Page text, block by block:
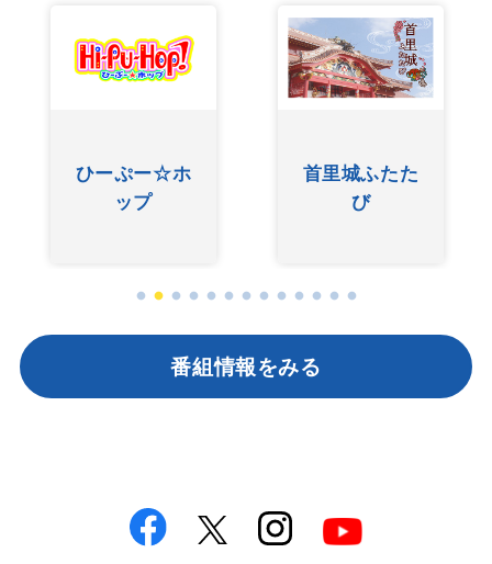
ひーぷー☆ホ
ップ
首里城ふたた
び
番組情報をみる